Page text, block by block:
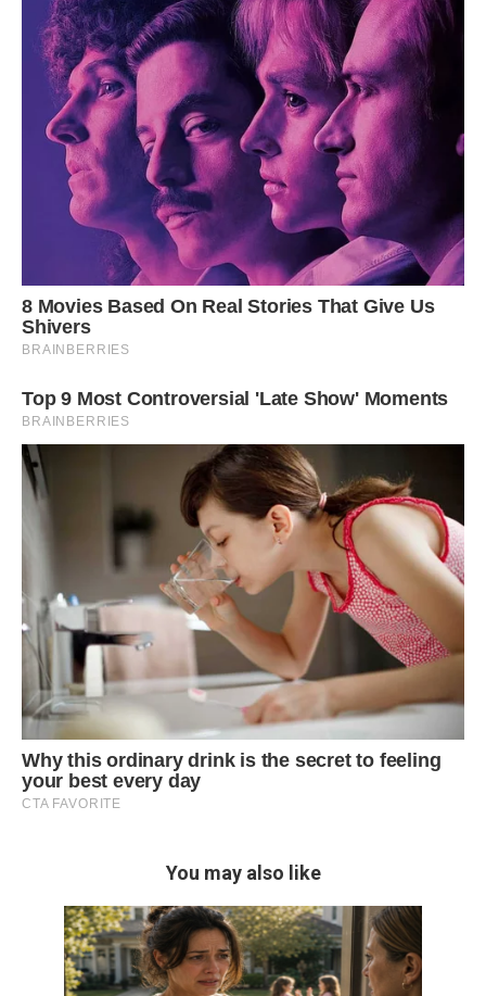
You may also like